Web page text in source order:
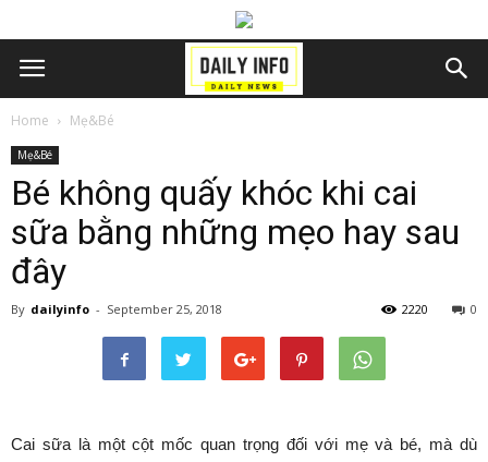
Home Mẹ&Bé
Mẹ&Bé
Bé không quấy khóc khi cai
sữa bằng những mẹo hay sau
đây
By dailyinfo - September 25, 2018 0
2220
Cai sữa là một cột mốc quan trọng đối với mẹ và bé, mà dù